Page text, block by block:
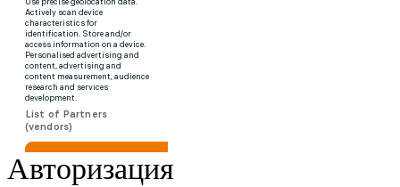
Авторизация